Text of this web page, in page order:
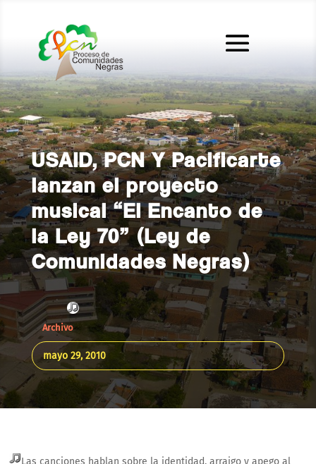
USAID, PCN Y Pacificarte
lanzan el proyecto
musical “El Encanto de
la Ley 70” (Ley de
Comunidades Negras)
Archivo
mayo 29, 2010